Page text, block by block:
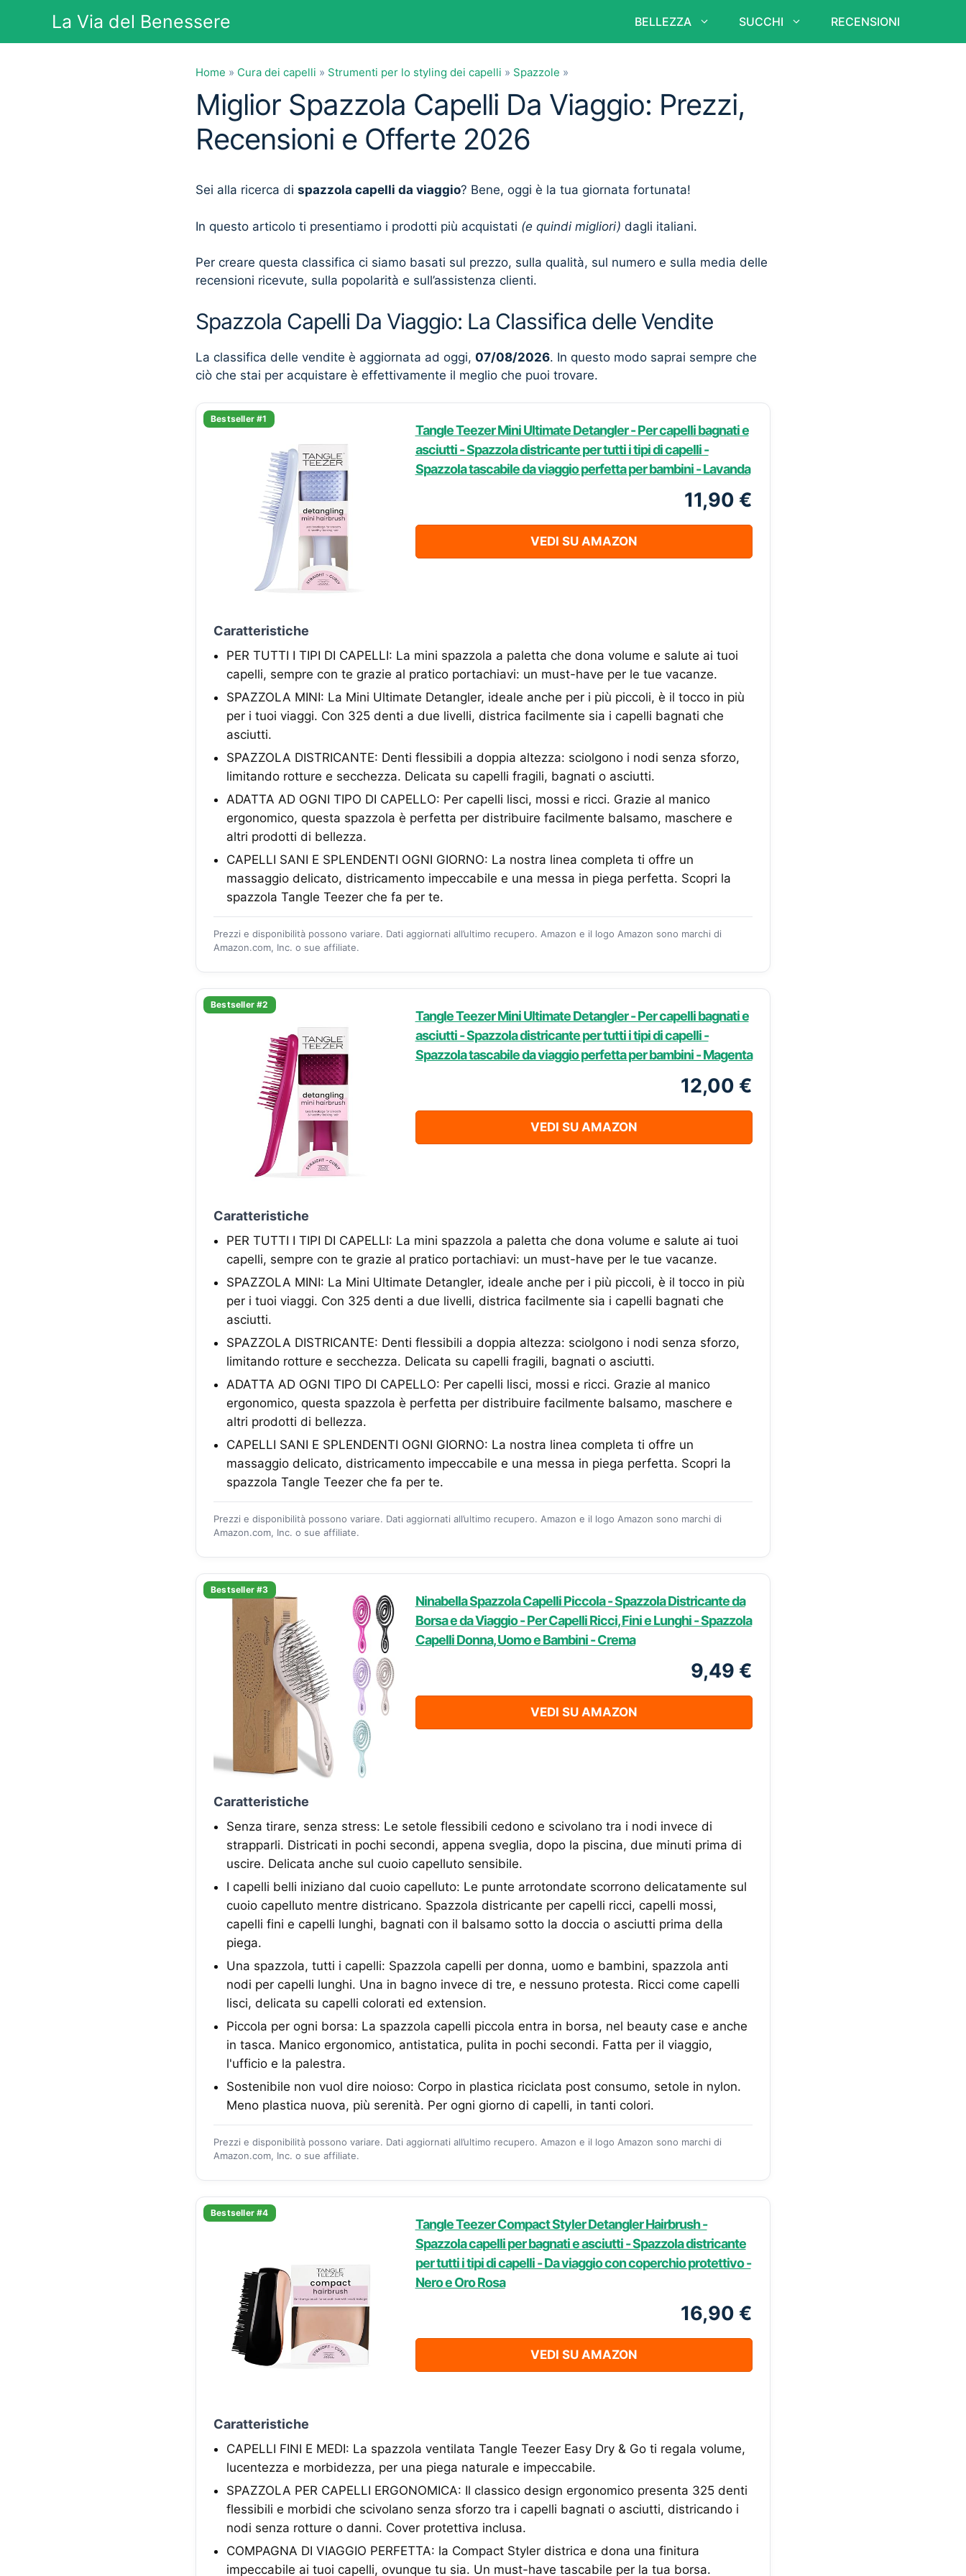
contenuto
La Via del Benessere BELLEZZA SUCCHI RECENSIONI
Home » Cura dei capelli » Strumenti per lo styling dei capelli » Spazzole »
Miglior Spazzola Capelli Da Viaggio: Prezzi,
Recensioni e Offerte 2026
Sei alla ricerca di spazzola capelli da viaggio? Bene, oggi è la tua giornata fortunata!
In questo articolo ti presentiamo i prodotti più acquistati (e quindi migliori) dagli italiani.
Per creare questa classifica ci siamo basati sul prezzo, sulla qualità, sul numero e sulla media delle
recensioni ricevute, sulla popolarità e sull’assistenza clienti.
Spazzola Capelli Da Viaggio: La Classifica delle Vendite
La classifica delle vendite è aggiornata ad oggi, 07/08/2026. In questo modo saprai sempre che
ciò che stai per acquistare è effettivamente il meglio che puoi trovare.
Bestseller #1
Tangle Teezer Mini Ultimate Detangler - Per capelli bagnati e
asciutti - Spazzola districante per tutti i tipi di capelli -
Spazzola tascabile da viaggio perfetta per bambini - Lavanda
11,90 €
VEDI SU AMAZON
Caratteristiche
PER TUTTI I TIPI DI CAPELLI: La mini spazzola a paletta che dona volume e salute ai tuoi
capelli, sempre con te grazie al pratico portachiavi: un must-have per le tue vacanze.
SPAZZOLA MINI: La Mini Ultimate Detangler, ideale anche per i più piccoli, è il tocco in più
per i tuoi viaggi. Con 325 denti a due livelli, districa facilmente sia i capelli bagnati che
asciutti.
SPAZZOLA DISTRICANTE: Denti flessibili a doppia altezza: sciolgono i nodi senza sforzo,
limitando rotture e secchezza. Delicata su capelli fragili, bagnati o asciutti.
ADATTA AD OGNI TIPO DI CAPELLO: Per capelli lisci, mossi e ricci. Grazie al manico
ergonomico, questa spazzola è perfetta per distribuire facilmente balsamo, maschere e
altri prodotti di bellezza.
CAPELLI SANI E SPLENDENTI OGNI GIORNO: La nostra linea completa ti offre un
massaggio delicato, districamento impeccabile e una messa in piega perfetta. Scopri la
spazzola Tangle Teezer che fa per te.
Prezzi e disponibilità possono variare. Dati aggiornati all’ultimo recupero. Amazon e il logo Amazon sono marchi di
Amazon.com, Inc. o sue affiliate.
Bestseller #2
Tangle Teezer Mini Ultimate Detangler - Per capelli bagnati e
asciutti - Spazzola districante per tutti i tipi di capelli -
Spazzola tascabile da viaggio perfetta per bambini - Magenta
12,00 €
VEDI SU AMAZON
Caratteristiche
PER TUTTI I TIPI DI CAPELLI: La mini spazzola a paletta che dona volume e salute ai tuoi
capelli, sempre con te grazie al pratico portachiavi: un must-have per le tue vacanze.
SPAZZOLA MINI: La Mini Ultimate Detangler, ideale anche per i più piccoli, è il tocco in più
per i tuoi viaggi. Con 325 denti a due livelli, districa facilmente sia i capelli bagnati che
asciutti.
SPAZZOLA DISTRICANTE: Denti flessibili a doppia altezza: sciolgono i nodi senza sforzo,
limitando rotture e secchezza. Delicata su capelli fragili, bagnati o asciutti.
ADATTA AD OGNI TIPO DI CAPELLO: Per capelli lisci, mossi e ricci. Grazie al manico
ergonomico, questa spazzola è perfetta per distribuire facilmente balsamo, maschere e
altri prodotti di bellezza.
CAPELLI SANI E SPLENDENTI OGNI GIORNO: La nostra linea completa ti offre un
massaggio delicato, districamento impeccabile e una messa in piega perfetta. Scopri la
spazzola Tangle Teezer che fa per te.
Prezzi e disponibilità possono variare. Dati aggiornati all’ultimo recupero. Amazon e il logo Amazon sono marchi di
Amazon.com, Inc. o sue affiliate.
Bestseller #3
Ninabella Spazzola Capelli Piccola - Spazzola Districante da
Borsa e da Viaggio - Per Capelli Ricci, Fini e Lunghi - Spazzola
Capelli Donna, Uomo e Bambini - Crema
9,49 €
VEDI SU AMAZON
Caratteristiche
Senza tirare, senza stress: Le setole flessibili cedono e scivolano tra i nodi invece di
strapparli. Districati in pochi secondi, appena sveglia, dopo la piscina, due minuti prima di
uscire. Delicata anche sul cuoio capelluto sensibile.
I capelli belli iniziano dal cuoio capelluto: Le punte arrotondate scorrono delicatamente sul
cuoio capelluto mentre districano. Spazzola districante per capelli ricci, capelli mossi,
capelli fini e capelli lunghi, bagnati con il balsamo sotto la doccia o asciutti prima della
piega.
Una spazzola, tutti i capelli: Spazzola capelli per donna, uomo e bambini, spazzola anti
nodi per capelli lunghi. Una in bagno invece di tre, e nessuno protesta. Ricci come capelli
lisci, delicata su capelli colorati ed extension.
Piccola per ogni borsa: La spazzola capelli piccola entra in borsa, nel beauty case e anche
in tasca. Manico ergonomico, antistatica, pulita in pochi secondi. Fatta per il viaggio,
l'ufficio e la palestra.
Sostenibile non vuol dire noioso: Corpo in plastica riciclata post consumo, setole in nylon.
Meno plastica nuova, più serenità. Per ogni giorno di capelli, in tanti colori.
Prezzi e disponibilità possono variare. Dati aggiornati all’ultimo recupero. Amazon e il logo Amazon sono marchi di
Amazon.com, Inc. o sue affiliate.
Bestseller #4
Tangle Teezer Compact Styler Detangler Hairbrush -
Spazzola capelli per bagnati e asciutti - Spazzola districante
per tutti i tipi di capelli - Da viaggio con coperchio protettivo -
Nero e Oro Rosa
16,90 €
VEDI SU AMAZON
Caratteristiche
CAPELLI FINI E MEDI: La spazzola ventilata Tangle Teezer Easy Dry & Go ti regala volume,
lucentezza e morbidezza, per una piega naturale e impeccabile.
SPAZZOLA PER CAPELLI ERGONOMICA: Il classico design ergonomico presenta 325 denti
flessibili e morbidi che scivolano senza sforzo tra i capelli bagnati o asciutti, districando i
nodi senza rotture o danni. Cover protettiva inclusa.
COMPAGNA DI VIAGGIO PERFETTA: la Compact Styler districa e dona una finitura
impeccabile ai tuoi capelli, ovunque tu sia. Un must-have tascabile per la tua borsa.